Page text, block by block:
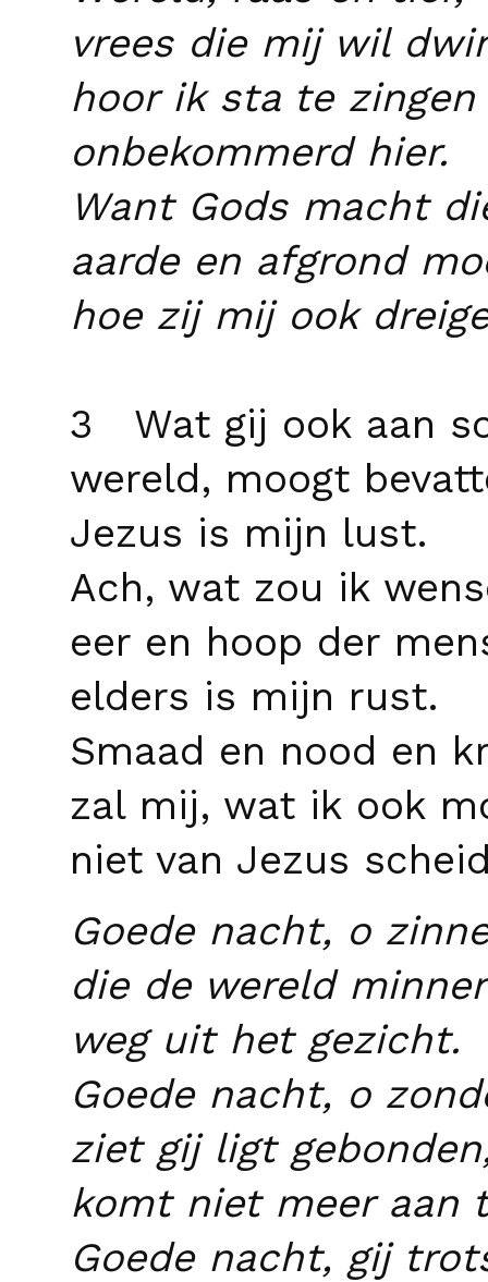
vrees die mij wil
hoor ik sta te zingen
onbekommerd hier.
Want Gods macht
aarde en afgrond
hoe zij mij ook
3 Wat gij ook aan
wereld, moogt
Jezus is mijn lust.
Ach, wat zou ik
eer en hoop der
elders is mijn rust.
Smaad en nood en
zal mij, wat ik ook
niet van Jezus
Goede nacht, o
die de wereld
weg uit het gezicht.
Goede nacht, o
ziet gij ligt
komt niet meer aan
Goede nacht, gij